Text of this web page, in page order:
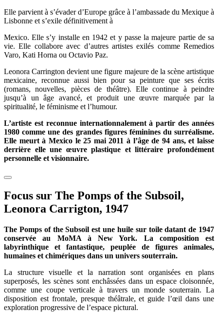
Elle parvient à s’évader d’Europe grâce à l’ambassade du Mexique à
Lisbonne et s’exile définitivement à
Mexico. Elle s’y installe en 1942 et y passe la majeure partie de sa
vie. Elle collabore avec d’autres artistes exilés comme Remedios
Varo, Kati Horna ou Octavio Paz.
Leonora Carrington devient une figure majeure de la scène artistique
mexicaine, reconnue aussi bien pour sa peinture que ses écrits
(romans, nouvelles, pièces de théâtre). Elle continue à peindre
jusqu’à un âge avancé, et produit une œuvre marquée par la
spiritualité, le féminisme et l’humour.
L’artiste est reconnue internationnalement à partir des années
1980 comme une des grandes figures féminines du surréalisme.
Elle meurt à Mexico le 25 mai 2011 à l’âge de 94 ans, et laisse
derrière elle une œuvre plastique et littéraire profondément
personnelle et visionnaire.
Focus sur The Pomps of the Subsoil,
Leonora Carrigton, 1947
The Pomps of the Subsoil est une huile sur toile datant de 1947
conservée au MoMA à New York. La composition est
labyrinthique et fantastique, peuplée de figures animales,
humaines et chimériques dans un univers souterrain.
La structure visuelle et la narration sont organisées en plans
superposés, les scènes sont enchâssées dans un espace cloisonnée,
comme une coupe verticale à travers un monde souterrain. La
disposition est frontale, presque théâtrale, et guide l’œil dans une
exploration progressive de l’espace pictural.